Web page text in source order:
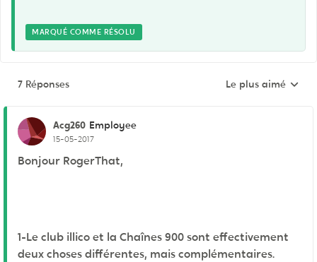
MARQUÉ COMME RÉSOLU
7 Réponses Réponses triées
Le plus aimé
Acg260 Employee
15-05-2017
Bonjour RogerThat,
1-Le club illico et la Chaînes 900 sont effectivement
deux choses différentes, mais complémentaires.